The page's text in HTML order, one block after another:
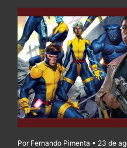
Por Fernando Pimenta • 23 de